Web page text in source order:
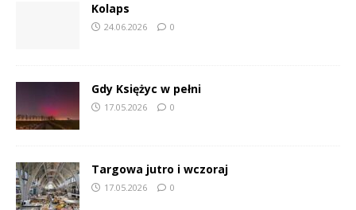
Kolaps
24.06.2026 0
Gdy Księżyc w pełni
17.05.2026 0
Targowa jutro i wczoraj
17.05.2026 0